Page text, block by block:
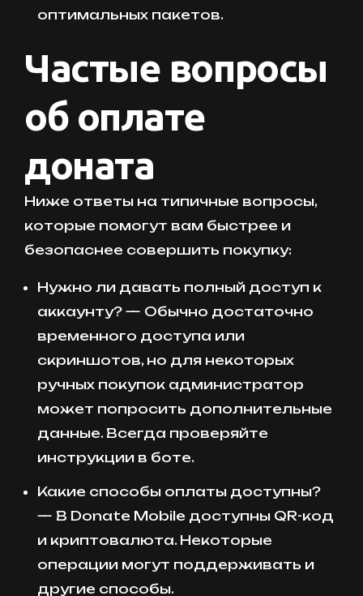
оптимальных пакетов.
Частые вопросы
об оплате
доната
Ниже ответы на типичные вопросы,
которые помогут вам быстрее и
безопаснее совершить покупку:
Нужно ли давать полный доступ к
аккаунту? — Обычно достаточно
временного доступа или
скриншотов, но для некоторых
ручных покупок администратор
может попросить дополнительные
данные. Всегда проверяйте
инструкции в боте.
Какие способы оплаты доступны?
— В Donate Mobile доступны QR-код
и криптовалюта. Некоторые
операции могут поддерживать и
другие способы.